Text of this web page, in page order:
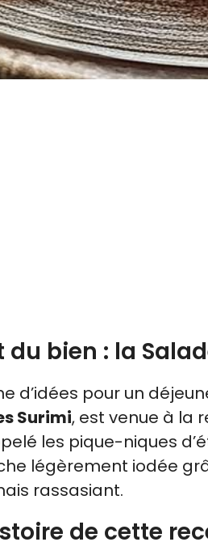
bien : la
d’idées pour un
Surimi, est venue à la
les pique-niques
légèrement iodée
rassasiant.
de cette